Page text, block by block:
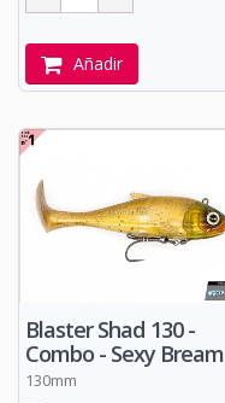
Añadir
Blaster Shad 130 -
Combo - Sexy Bream
130mm